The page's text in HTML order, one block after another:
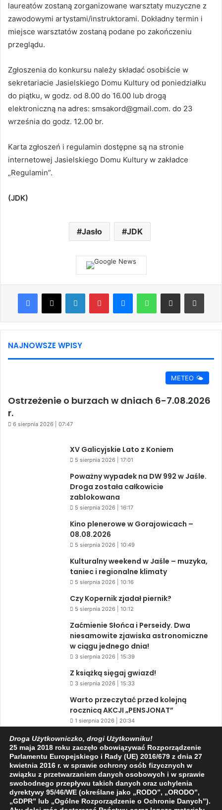
laureatów zostaną zorganizowane warsztaty muzyczne z
zawodowymi artystami/instruktorami. Dokładny termin i
miejsce warsztatów zostaną podane po zakończeniu
przeglądu.
Zgłoszenia do konkursu należy składać osobiście w
sekretariacie Jasielskiego Domu Kultury od poniedziałku
do piątku, w godz. od 8.00 do 16.00 lub drogą
elektroniczną na adres: smsakord@gmail.com. do 23
września do godz. 12.00 br.
Karta zgłoszeń i regulamin dostępne są na stronie
internetowej Jasielskiego Domu Kultury w zakładce
„Regulamin”.
(JDK)
Jasło JDK
Facebook
X LinkedInPinterestMessengerWhatsAppShare via Email Print
NAJNOWSZE WPISY
METEO 🌤️
Ostrzeżenie o burzach w dniach 6-7.08.2026
r.
6 sierpnia 2026 | 07:47
XV Galicyjskie Lato z Koniem
5 sierpnia 2026 | 17:01
Poważny wypadek na DW 992 w Jaśle.
Droga została całkowicie
zablokowana
5 sierpnia 2026 | 16:17
Kino plenerowe w Gorajowicach –
08.08.2026
5 sierpnia 2026 | 10:49
Kulturalny weekend w Jaśle – muzyka,
taniec i regionalne klimaty
5 sierpnia 2026 | 10:16
Czy Kopernik zjadał piernik?
5 sierpnia 2026 | 10:12
Zaćmienie Słońca i Perseidy. Dwa
niesamowite zjawiska astronomiczne
w ciągu jednego dnia!
3 sierpnia 2026 | 15:39
Z książką sięgaj gwiazd!
3 sierpnia 2026 | 15:33
Warto przeczytać przed kolejną
rocznicą AKCJI „PENSJONAT”
1 sierpnia 2026 | 20:34
XIV Jasielski Marsz Wolności
31 lipca 2026 | 11:44
Facebook
X YouTube
Droga Użytkowniczko, drogi Użytkowniku!
25 maja 2018 roku zaczęło obowiązywać Rozporządzenie
Parlamentu Europejskiego i Rady (UE) 2016/679 z dnia 27
kwietnia 2016 r. w sprawie ochrony osób fizycznych w
związku z przetwarzaniem danych osobowych i w sprawie
swobodnego przepływu takich danych oraz uchylenia
dyrektywy 95/46/WE (określane jako „RODO”, „ORODO”,
„GDPR” lub „Ogólne Rozporządzenie o Ochronie Danych”).